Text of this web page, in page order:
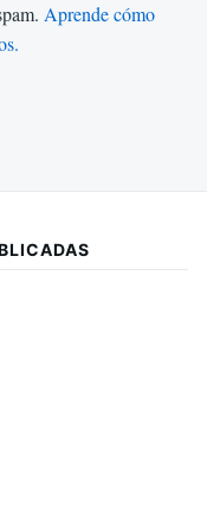
Aprende cómo